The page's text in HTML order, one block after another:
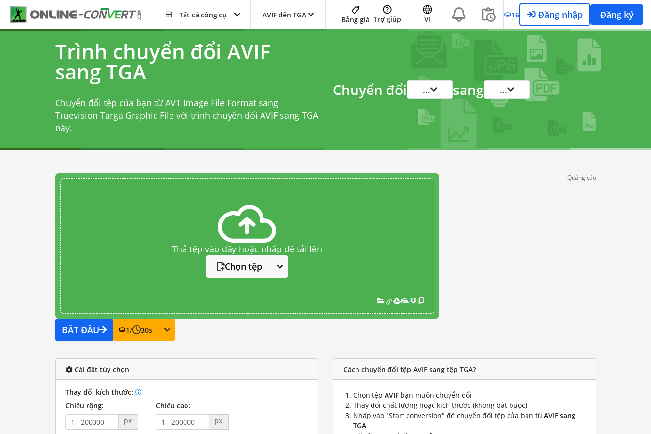
Tất cả công cụ AVIF đến TGA
Bảng giá Trợ giúp VI 16 Đăng nhập Đăng ký
Trình chuyển đổi AVIF
sang TGA
Chuyển đổi tệp của bạn từ AV1 Image File Format sang
Truevision Targa Graphic File với trình chuyển đổi AVIF sang TGA
này.
Chuyển đổi ... sang ...
Thả tệp vào đây hoặc nhấp để tải lên
Chọn tệp
BẮT ĐẦU 1/ 30s
Quảng cáo
Cài đặt tùy chọn
Thay đổi kích thước:
Chiều rộng:
px
Chiều cao:
px
Cách chuyển đổi tệp AVIF sang tệp TGA?
Chọn tệp AVIF bạn muốn chuyển đổi
Thay đổi chất lượng hoặc kích thước (không bắt buộc)
Nhấp vào "Start conversion" để chuyển đổi tệp của bạn từAVIF sang
TGA